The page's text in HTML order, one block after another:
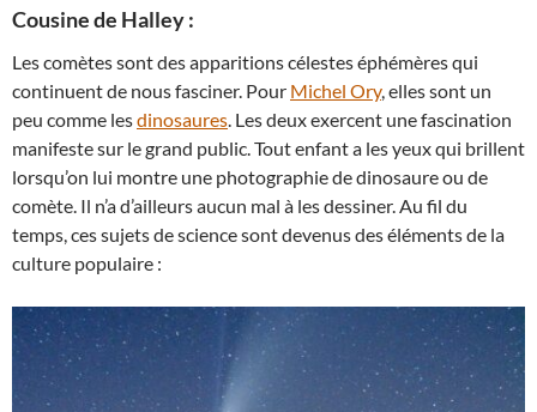
Cousine de Halley :
Les comètes sont des apparitions célestes éphémères qui
continuent de nous fasciner. Pour Michel Ory, elles sont un
peu comme lesdinosaures. Les deux exercent une fascination
manifeste sur le grand public. Tout enfant a les yeux qui brillent
lorsqu’on lui montre une photographie de dinosaure ou de
comète. Il n’a d’ailleurs aucun mal à les dessiner. Au fil du
temps, ces sujets de science sont devenus des éléments de la
culture populaire :